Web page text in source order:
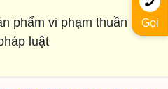
Gọi
phẩm vi phạm thuần
luật